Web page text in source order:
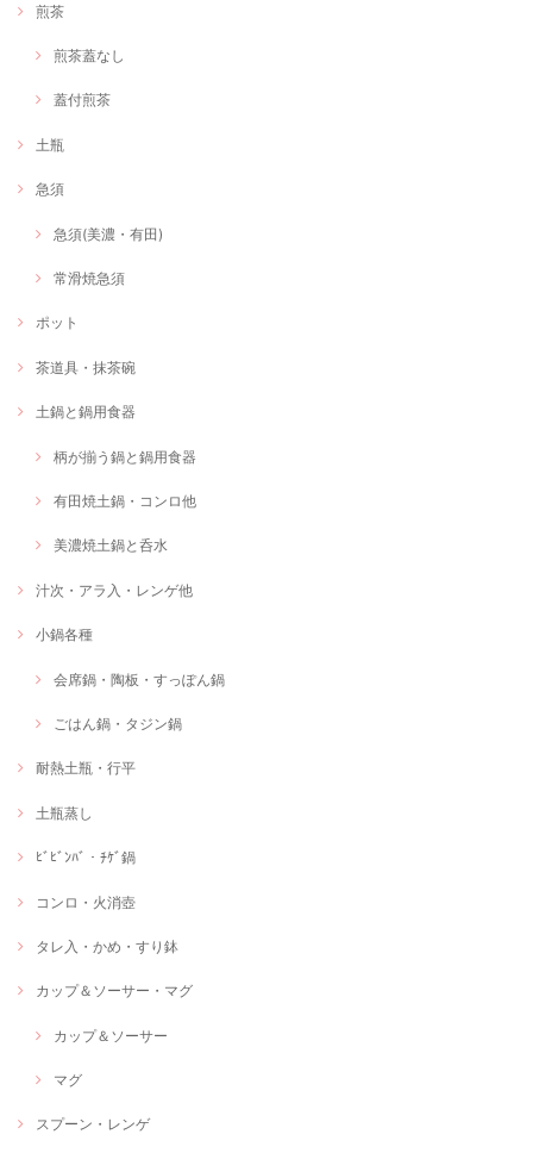
煎茶
煎茶蓋なし
蓋付煎茶
土瓶
急須
急須(美濃・有田)
常滑焼急須
ポット
茶道具・抹茶碗
土鍋と鍋用食器
柄が揃う鍋と鍋用食器
有田焼土鍋・コンロ他
美濃焼土鍋と呑水
汁次・アラ入・レンゲ他
小鍋各種
会席鍋・陶板・すっぽん鍋
ごはん鍋・タジン鍋
耐熱土瓶・行平
土瓶蒸し
ﾋﾞﾋﾞﾝﾊﾞ・ﾁｹﾞ鍋
コンロ・火消壺
タレ入・かめ・すり鉢
カップ＆ソーサー・マグ
カップ＆ソーサー
マグ
スプーン・レンゲ